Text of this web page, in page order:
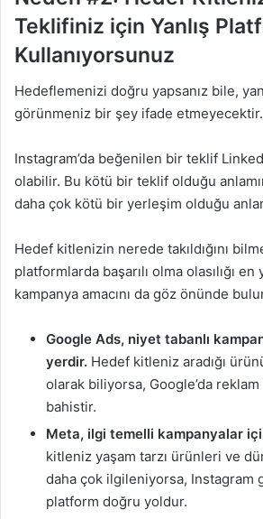
Teklifiniz için Yanlış
Kullanıyorsunuz
Hedeflemenizi doğru yapsanız bile,
görünmeniz bir şey ifade etmeyecektir.
Instagram’da beğenilen bir teklif
olabilir. Bu kötü bir teklif olduğu
daha çok kötü bir yerleşim olduğu
Hedef kitlenizin nerede takıldığını
platformlarda başarılı olma olasılığı
kampanya amacını da göz önünde
Google Ads, niyet tabanlı
yerdir. Hedef kitleniz aradığı
olarak biliyorsa, Google’da
bahistir.
Meta, ilgi temelli kampanyalar
kitleniz yaşam tarzı ürünleri ve
daha çok ilgileniyorsa, Instagram
platform doğru yoldur.